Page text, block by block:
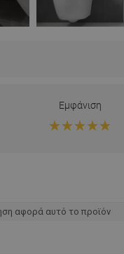
Εμφάνιση
αφορά αυτό το προϊόν